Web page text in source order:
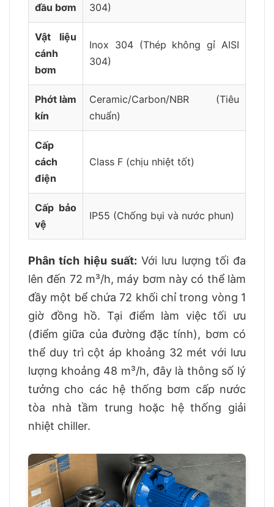
đầu bơm
304)
Vật liệu
cánh
bơm
Inox 304 (Thép không gỉ AISI
304)
Phớt làm
kín
Ceramic/Carbon/NBR (Tiêu
chuẩn)
Cấp
cách
điện
Class F (chịu nhiệt tốt)
Cấp bảo
vệ
IP55 (Chống bụi và nước phun)
Phân tích hiệu suất: Với lưu lượng tối đa
lên đến 72 m³/h, máy bơm này có thể làm
đầy một bể chứa 72 khối chỉ trong vòng 1
giờ đồng hồ. Tại điểm làm việc tối ưu
(điểm giữa của đường đặc tính), bơm có
thể duy trì cột áp khoảng 32 mét với lưu
lượng khoảng 48 m³/h, đây là thông số lý
tưởng cho các hệ thống bơm cấp nước
tòa nhà tầm trung hoặc hệ thống giải
nhiệt chiller.